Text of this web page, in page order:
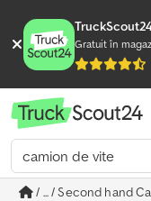
Gratuit în
/ ... / Second hand